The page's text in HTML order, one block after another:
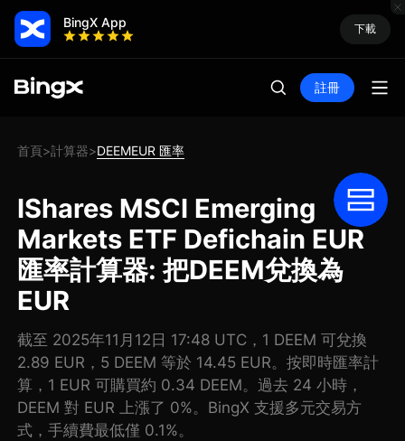
BingX App 下載
註冊
首頁>計算器>DEEMEUR 匯率
IShares MSCI Emerging
Markets ETF Defichain EUR
匯率計算器: 把DEEM兌換為
EUR
截至 2025年11月12日 17:48 UTC，1 DEEM 可兌換
2.89 EUR，5 DEEM 等於 14.45 EUR。按即時匯率計
算，1 EUR 可購買約 0.34 DEEM。過去 24 小時，
DEEM 對 EUR 上漲了 0%。BingX 支援多元交易方
式，手續費最低僅 0.1%。